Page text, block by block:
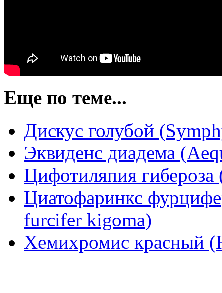
Еще по теме...
Дискус голубой
Эквиденс диадема
Цифотиляпия
Циатофаринкс
furcifer kigoma)
Хемихромис красный